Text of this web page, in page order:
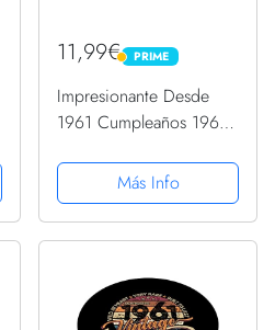
11,99€ PRIME
PRIME
Impresionante Desde
1961 Cumpleaños 1961
PopSockets PopGrip
Intercambiable
Más Info